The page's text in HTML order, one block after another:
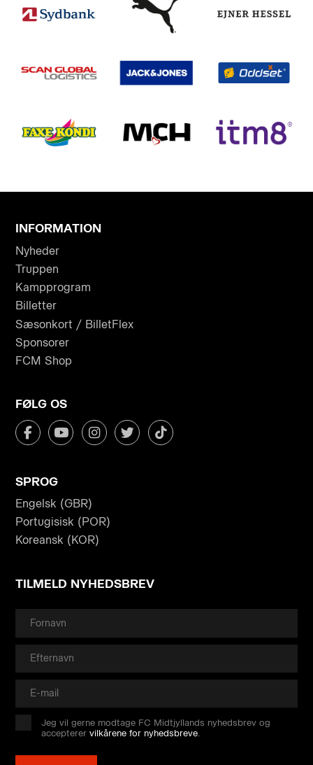
INFORMATION
Nyheder
Truppen
Kampprogram
Billetter
Sæsonkort / BilletFlex
Sponsorer
FCM Shop
FØLG OS
SPROG
Engelsk (GBR)
Portugisisk (POR)
Koreansk (KOR)
TILMELD NYHEDSBREV
Jeg vil gerne modtage FC Midtjyllands nyhedsbrev og
accepterervilkårene for nyhedsbreve